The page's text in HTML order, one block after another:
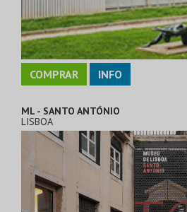
COMPRAR INFO
ML - SANTO ANTÓNIO
LISBOA